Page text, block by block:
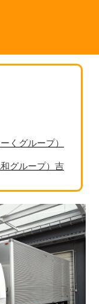
くグループ）
グループ）吉